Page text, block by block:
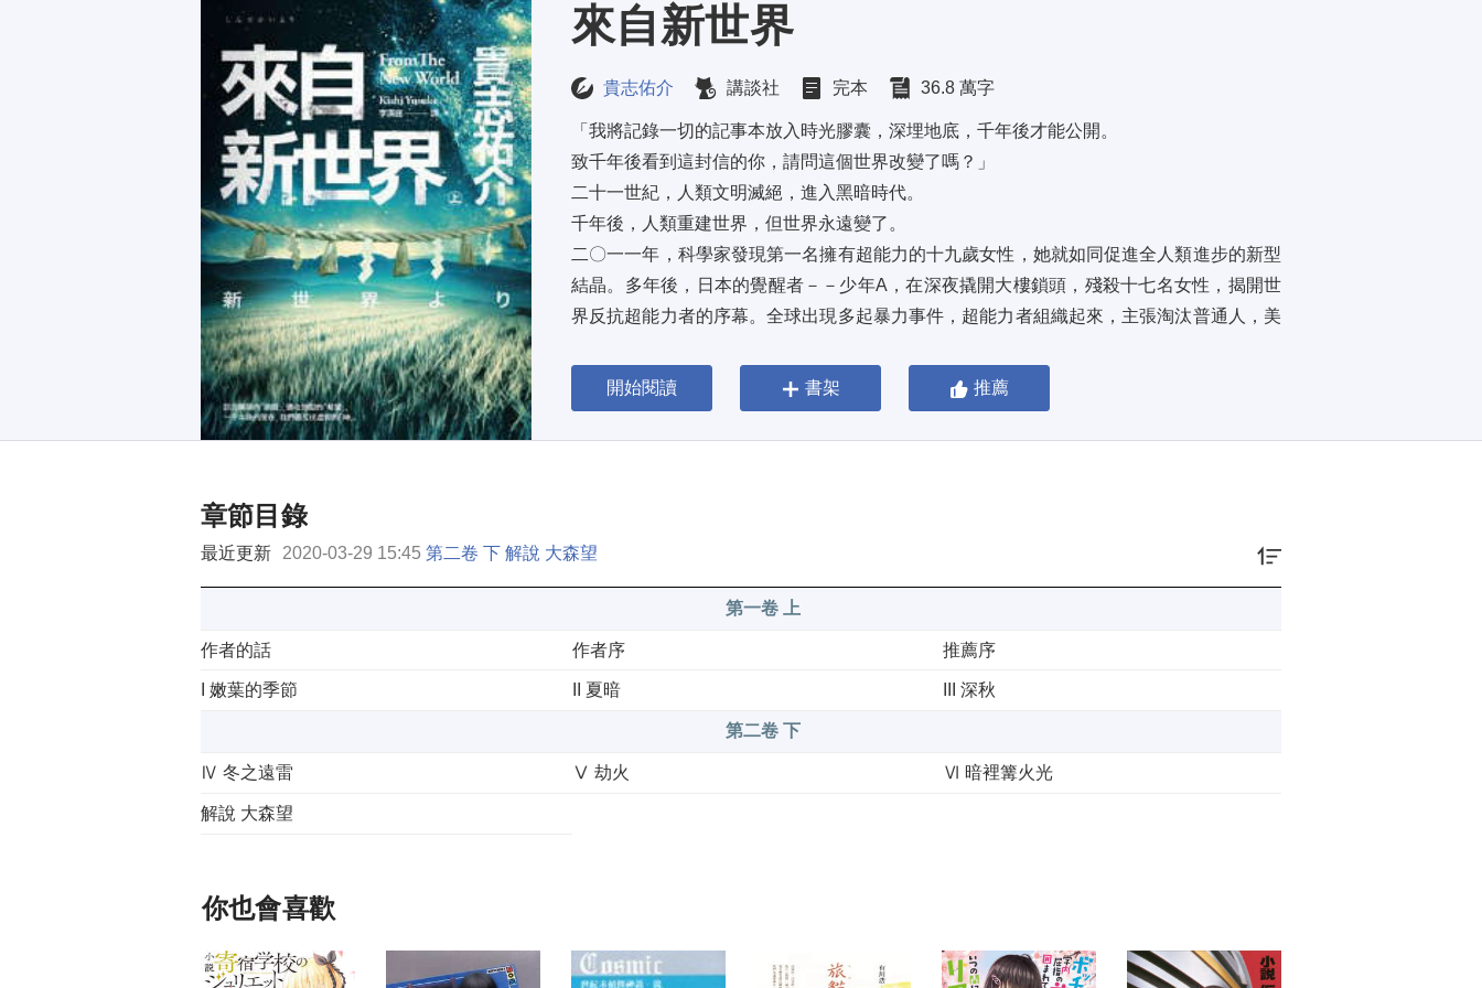
來自新世界
貴志佑介 講談社 完本 36.8 萬字
「我將記錄一切的記事本放入時光膠囊，深埋地底，千年後才能公開。
致千年後看到這封信的你，請問這個世界改變了嗎？」
二十一世紀，人類文明滅絕，進入黑暗時代。
千年後，人類重建世界，但世界永遠變了。
二〇一一年，科學家發現第一名擁有超能力的十九歲女性，她就如同促進全人類進步的新型
結晶。多年後，日本的覺醒者－－少年A，在深夜撬開大樓鎖頭，殘殺十七名女性，揭開世
界反抗超能力者的序幕。全球出現多起暴力事件，超能力者組織起來，主張淘汰普通人，美
開始閱讀 書架 推薦
章節目錄
最近更新 2020-03-29 15:45 第二卷 下 解說 大森望
第一卷 上
作者的話 作者序 推薦序
I 嫩葉的季節 II 夏暗 III 深秋
第二卷 下
Ⅳ 冬之遠雷 Ⅴ 劫火 Ⅵ 暗裡篝火光
解說 大森望
你也會喜歡